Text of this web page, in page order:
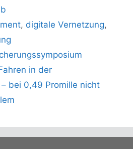
, digitale Vernetzung,
in der
bei 0,49 Promille nicht